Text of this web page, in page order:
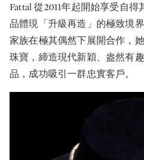
Fattal 從2011年起開始享受自
品體現「升級再造」的極致境
家族在極其偶然下展開合作，
珠寶，締造現代新穎、盎然有
品，成功吸引一群忠實客戶。